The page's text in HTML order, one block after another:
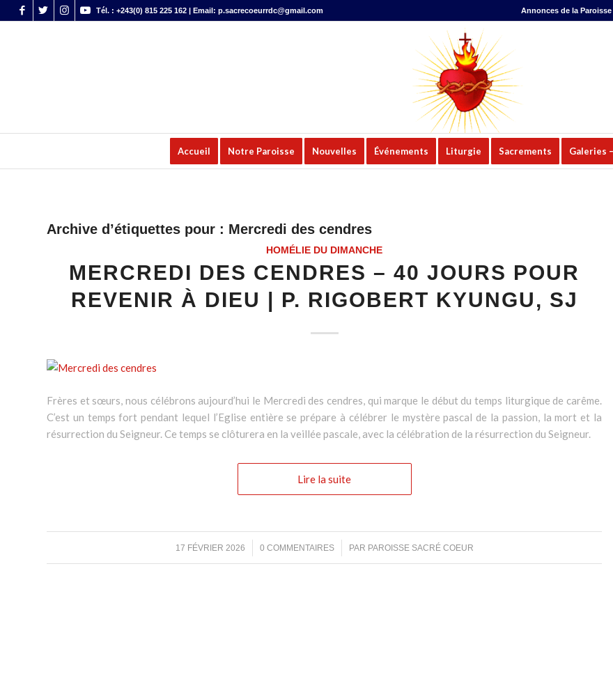
Annonces de la Paroisse
Tél. : +243(0) 815 225 162 | Email: p.sacrecoeurrdc@gmail.com
Accueil Notre Paroisse Nouvelles Événements Liturgie Sacrements Galeries
Archive d’étiquettes pour : Mercredi des cendres
HOMÉLIE DU DIMANCHE
MERCREDI DES CENDRES – 40 JOURS POUR
REVENIR À DIEU | P. RIGOBERT KYUNGU, SJ
Frères et sœurs, nous célébrons aujourd’hui le Mercredi des cendres, qui marque le début du temps liturgique de carême.
C’est un temps fort pendant lequel l’Eglise entière se prépare à célébrer le mystère pascal de la passion, la mort et la
résurrection du Seigneur. Ce temps se clôturera en la veillée pascale, avec la célébration de la résurrection du Seigneur.
Lire la suite
17 FÉVRIER 2026
/ 0 COMMENTAIRES
/ PAR PAROISSE SACRÉ COEUR